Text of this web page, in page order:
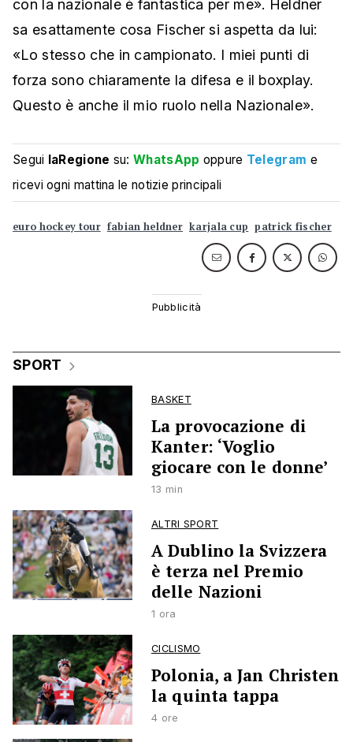
con la nazionale è fantastica per me». Heldner
sa esattamente cosa Fischer si aspetta da lui:
«Lo stesso che in campionato. I miei punti di
forza sono chiaramente la difesa e il boxplay.
Questo è anche il mio ruolo nella Nazionale».
Segui laRegione su:WhatsApp oppure Telegram e
ricevi ogni mattina le notizie principali
euro hockey tour fabian heldner karjala cup patrick fischer
SPORT
BASKET
La provocazione di
Kanter: ‘Voglio
giocare con le donne’
13 min
ALTRI SPORT
A Dublino la Svizzera
è terza nel Premio
delle Nazioni
1 ora
CICLISMO
Polonia, a Jan Christen
la quinta tappa
4 ore